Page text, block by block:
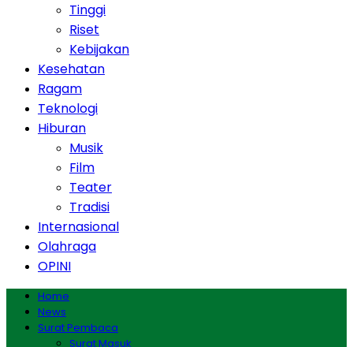
Tinggi
Riset
Kebijakan
Kesehatan
Ragam
Teknologi
Hiburan
Musik
Film
Teater
Tradisi
Internasional
Olahraga
OPINI
Home
News
Surat Pembaca
Surat Masuk